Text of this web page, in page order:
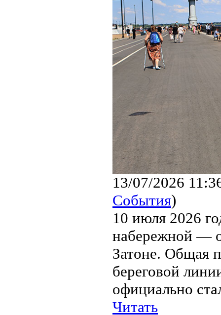
13/07/2026
События)
10 июля 2026
набережной —
Затоне. Общая
береговой
официально
Читать